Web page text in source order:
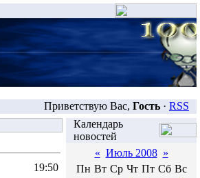
Приветствую Вас, Гость · RSS
19:50
Календарь
новостей
« Июль 2008 »
Пн Вт Ср Чт Пт Сб Вс